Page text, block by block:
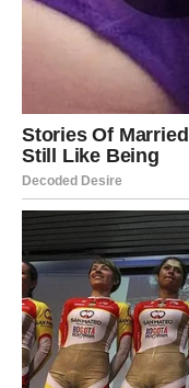
će vas osvojiti
sigurnosti. Odnos
mnogo razloga za
Ako ste zauzeti,
želje da zajedno
razgovori dodatno će